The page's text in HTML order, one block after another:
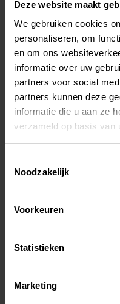
Deze website maakt
We gebruiken cookies
personaliseren, om
en om ons
informatie over uw
partners voor social
partners kunnen deze
informatie die u aan ze
verzameld op basis van
Noodzakelijk
Voorkeuren
Statistieken
Marketing
TMax.
Of misschien ben je
Yamaha model
MT-09 ,Yamaha
07. Zoek je een
occasions.
Je kunt ook andere
harte welkom.